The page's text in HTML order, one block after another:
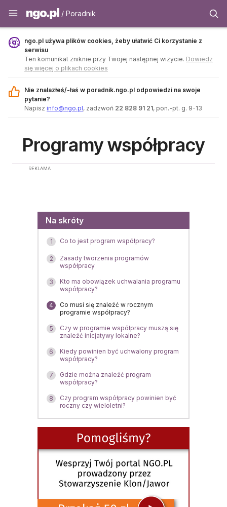
Poradnik - ngo.pl
/ Poradnik
ngo.pl używa plików cookies, żeby ułatwić Ci korzystanie z
serwisu
Ten komunikat zniknie przy Twojej następnej wizycie. Dowiedz
się więcej o plikach cookies
Nie znalazłeś/-łaś w poradnik.ngo.pl odpowiedzi na swoje
pytanie?
Napisz info@ngo.pl, zadzwoń 22 828 91 21, pon.-pt. g. 9-13
Programy współpracy
REKLAMA
Menu
Na skróty
1 Co to jest program współpracy?
2
Zasady tworzenia programów
współpracy
3
Kto ma obowiązek uchwalania programu
współpracy?
4
Co musi się znaleźć w rocznym
programie współpracy?
5
Czy w programie współpracy muszą się
znaleźć inicjatywy lokalne?
6
Kiedy powinien być uchwalony program
współpracy?
7
Gdzie można znaleźć program
współpracy?
8
Czy program współpracy powinien być
roczny czy wieloletni?